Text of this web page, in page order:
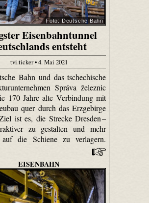
Foto: Deutsche Bahn
Eisenbahntunnel
entsteht
tvi.ticker • 4. Mai 2021
Bahn und das tschechische
Správa železnic
170 Jahre alte Verbindung mit
quer durch das Erzgebirge
ist es, die Strecke Dresden –
zu gestalten und mehr
die Schiene zu verlagern.
EISENBAHN